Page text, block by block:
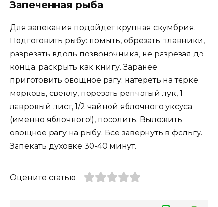
Запеченная рыба
Для запекания подойдет крупная скумбрия.
Подготовить рыбу: помыть, обрезать плавники,
разрезать вдоль позвоночника, не разрезая до
конца, раскрыть как книгу. Заранее
приготовить овощное рагу: натереть на терке
морковь, свеклу, порезать репчатый лук, 1
лавровый лист, 1/2 чайной яблочного уксуса
(именно яблочного!), посолить. Выложить
овощное рагу на рыбу. Все завернуть в фольгу.
Запекать духовке 30-40 минут.
Оцените статью